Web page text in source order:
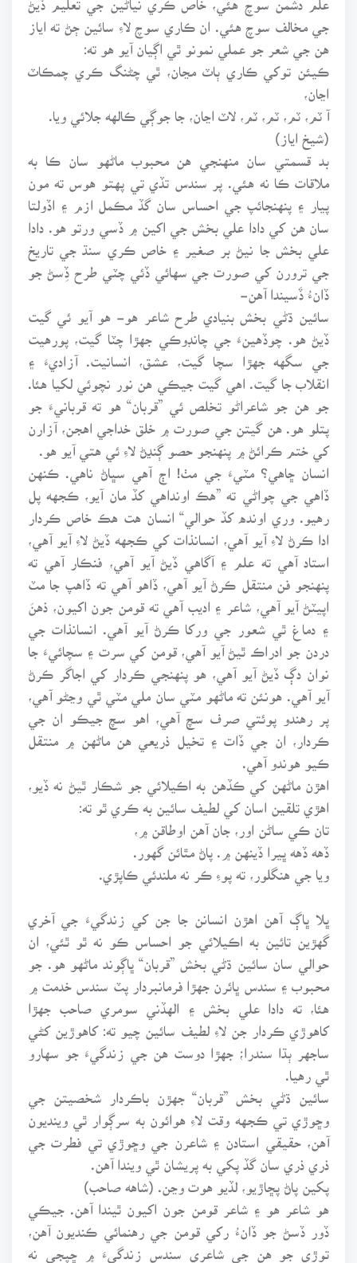
جي مخالف سوچ هئي. ان ڪاري سوچ لاءِ سائين ڄڻ ته اياز
هن جي شعر جو عملي نمونو ٿي اڳيان آيو هو ته:
ڪيئن توکي ڪاري ٻاٽ مڃان، ٿي چڻنگ ڪري چمڪاٽ
اڃان،
آ ٽم، ٽم، ٽم، ٽم، لاٽ اڃان، جا جوڳي ڪالهه جلائي ويا.
(شيخ اياز)
بد قسمتي سان منهنجي هن محبوب ماڻهو سان ڪا به
ملاقات ڪا نه هئي. پر سندس تڏي تي پهتو هوس ته مون
پيار ۽ پنهنجائپ جي احساس سان گڏ مڪمل ازم ۽ اڏولتا
سان هن کي دادا علي بخش جي اکين ۾ ڏسي ورتو هو. دادا
علي بخش جا نيڻ بر صغير ۽ خاص ڪري سنڌ جي تاريخ
جي ترورن کي صورت جي سهائي ڏئي چٽي طرح ڏِسڻ جو
ڏانءُ ڏَسيندا آهن-
سائين ڌڻي بخش بنيادي طرح شاعر هو- هو آيو ئي گيت
ڏيڻ هو. چوڏهينءَ جي چانڊوڪي جهڙا چٽا گيت، پورهيت
جي سگهه جهڙا سچا گيت، عشق، انسانيت. آزاديءَ ۽
انقلاب جا گيت. اهي گيت جيڪي هن نور نچوئي لکيا هئا.
جو هن جو شاعراڻو تخلص ئي ”قربان“ هو ته قربانيءَ جو
پتلو هو. هن گيتن جي صورت ۾ خلق خداجي اهجن، آزارن
کي ختم ڪرائڻ ۾ پنهنجو حصو ڳنڍڻ لاءِ ئي هتي آيو هو.
انسان ڇاهي؟ مٽيءَ جي مٺ! اڄ آهي سڀاڻ ناهي. ڪنهن
ڏاهي جي چواڻي ته ”هڪ اونداهي کڏ مان آيو، ڪجهه پل
رهيو. وري اونده کڏ حوالي“ انسان هت هڪ خاص ڪردار
ادا ڪرڻ لاءِ آيو آهي، انسانذات کي ڪجهه ڏيڻ لاءِ آيو آهي،
استاد آهي ته علم ۽ آگاهي ڏيڻ آيو آهي، فنڪار آهي ته
پنهنجو فن منتقل ڪرڻ آيو آهي، ڏاهو آهي ته ڏاهپ جا مٽ
اپيٽڻ آيو آهي، شاعر ۽ اديب آهي ته قومن جون اکيون، ذهنَ
۽ دماغ ٿي شعور جي ورکا ڪرڻ آيو آهي. انسانذات جي
دردن جو ادراڪ ٿيڻ آيو آهي، قومن کي سرت ۽ سچائيءَ جا
نوان دڳ ڏيڻ آيو آهي، هو پنهنجي ڪردار کي اجاگر ڪرڻ
آيو آهي. هونئن ته ماڻهو مٽي سان ملي مٽي ٿي وڃڻو آهي،
پر رهندو پوئتي صرف سچ آهي، اهو سچ جيڪو ان جي
ڪردار، ان جي ڏات ۽ تخيل ذريعي هن ماڻهن ۾ منتقل
ڪيو هوندو آهي.
اهڙن ماڻهن کي ڪڏهن به اڪيلائي جو شڪار ٿيڻ نه ڏيو،
اهڙي تلقين اسان کي لطيف سائين به ڪري ٿو ته:
تان ڪي ساڻن اور، جان آهن اوطاقن ۾،
ڏهه ڏهه ڀيرا ڏينهن ۾. پاڻ مٿائن گهور.
ويا جي هنگلور، ته پوءِ ڪر نه ملندئي ڪاپڙي.
ڀلا ڀاڳ آهن اهڙن انسانن جا جن کي زندگيءَ جي آخري
گهڙين تائين به اڪيلائي جو احساس ڪو نه ٿو ٿئي، ان
حوالي سان سائين ڌڻي بخش ”قربان“ ڀاڳوند ماڻهو هو. جو
محبوب ۽ سندس ڀائرن جهڙا فرمانبردار پٽ سندس خدمت ۾
هئا، ته دادا علي بخش ۽ الهڏني سومري صاحب جهڙا
کاهوڙي ڪردار جن لاءِ لطيف سائين چيو ته: کاهوڙين کڻي
ساجهر ٻڌا سندرا؛ جهڙا دوست هن جي زندگيءَ جو سهارو
ٿي رهيا.
سائين ڌڻي بخش ”قربان“ جهڙن باڪردار شخصيتن جي
وڇوڙي تي ڪجهه وقت لاءِ هوائون به سرڳوار ٿي وينديون
آهن، حقيقي استادن ۽ شاعرن جي وڇوڙي تي فطرت جي
ذري ذري سان گڏ پکي به پريشان ٿي ويندا آهن.
پکين پاڻ پڇاڙيو، لڏيو هوت وڃن. (شاهه صاحب)
هو شاعر هو ۽ شاعر قومن جون اکيون ٿيندا آهن. جيڪي
ڏور ڏسڻ جو ڏانءُ رکي قومن جي رهنمائي ڪنديون آهن،
توڙي جو هن جي شاعري سندس زندگيءَ ۾ ڇپجي نه